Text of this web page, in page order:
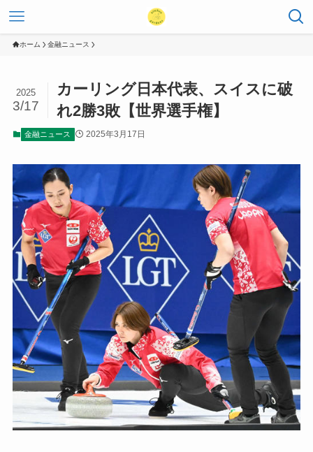
ホーム 金融ニュース
カーリング日本代表、スイスに破
れ2勝3敗【世界選手権】
2025
3/17
金融ニュース 2025年3月17日